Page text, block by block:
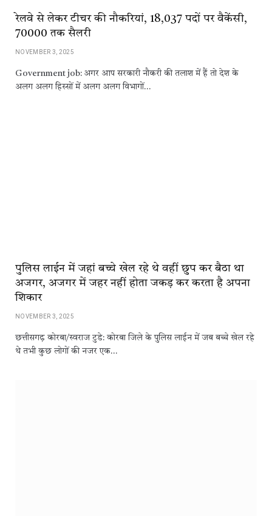
रेलवे से लेकर टीचर की नौकरियां, 18,037 पदों पर वैकेंसी,
70000 तक सैलरी
NOVEMBER 3, 2025
Government job: अगर आप सरकारी नौकरी की तलाश में हैं तो देश के
अलग अलग हिस्‍सों में अलग अलग विभागों…
पुलिस लाईन में जहां बच्चे खेल रहे थे वहीं छुप कर बैठा था
अजगर, अजगर में जहर नहीं होता जकड़ कर करता है अपना
शिकार
NOVEMBER 3, 2025
छत्तीसगढ़ कोरबा/स्वराज टुडे: कोरबा जिले के पुलिस लाईन में जब बच्चे खेल रहे
थे तभी कुछ लोगों की नजर एक…